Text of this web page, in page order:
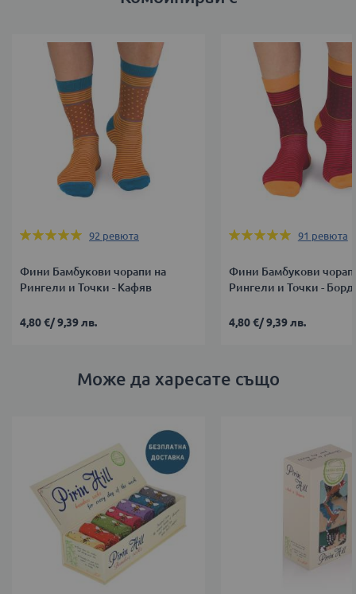
Оценка:
92 ревюта
Фини Бамбукови чорапи на
Рингели и Точки - Кафяв
4,80 €/9,39 лв.
Оценка:
91 ревюта
Фини Бамбукови
Рингели и Точки -
4,80 €/9,39 лв.
Може да харесате също